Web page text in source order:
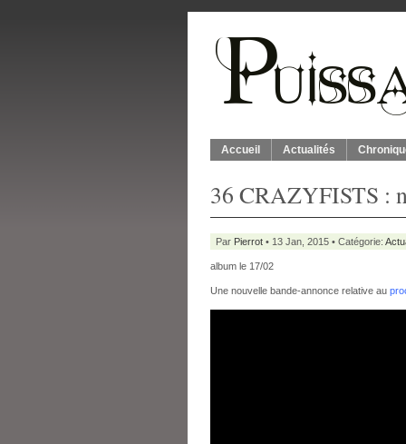
Accueil Actualités
36 CRAZYFISTS :
Par Pierrot • 13 Jan, 2015 • Catégorie:
album le 17/02
Une nouvelle bande-annonce relative au